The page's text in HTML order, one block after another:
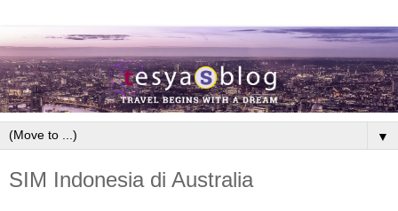
▼
SIM Indonesia di Australia